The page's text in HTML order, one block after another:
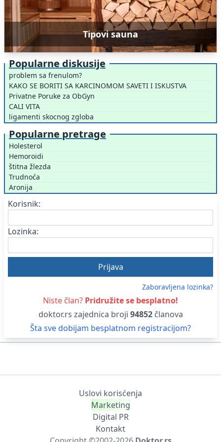
Tipovi sauna
Popularne diskusije
problem sa frenulom?
KAKO SE BORITI SA KARCINOMOM SAVETI I ISKUSTVA
Privatne Poruke za ObGyn
CALI VITA
ligamenti skocnog zgloba
Popularne pretrage
Holesterol
Hemoroidi
štitna žlezda
Trudnoća
Aronija
Korisnik:
Lozinka:
Zaboravljena lozinka?
Niste član? Pridružite se besplatno!
doktor.rs zajednica broji 94852članova
Šta sve dobijam besplatnom registracijom?
Uslovi korisćenja
Marketing
Digital PR
Kontakt